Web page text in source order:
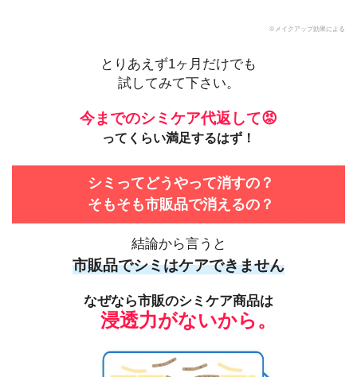
※メイクアップ効果による
とりあえず1ヶ月だけでも
試してみて下さい。
今までのシミケア代返して😡
ってくらい満足するはず！
シミってどうやって消すの？
そもそも市販品で消えるの？
結論から言うと
市販品でシミはケアできません
なぜなら市販のシミケア商品は
浸透力がないから。